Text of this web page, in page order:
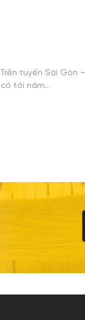
Trên tuyến Sài Gòn
có tới năm…